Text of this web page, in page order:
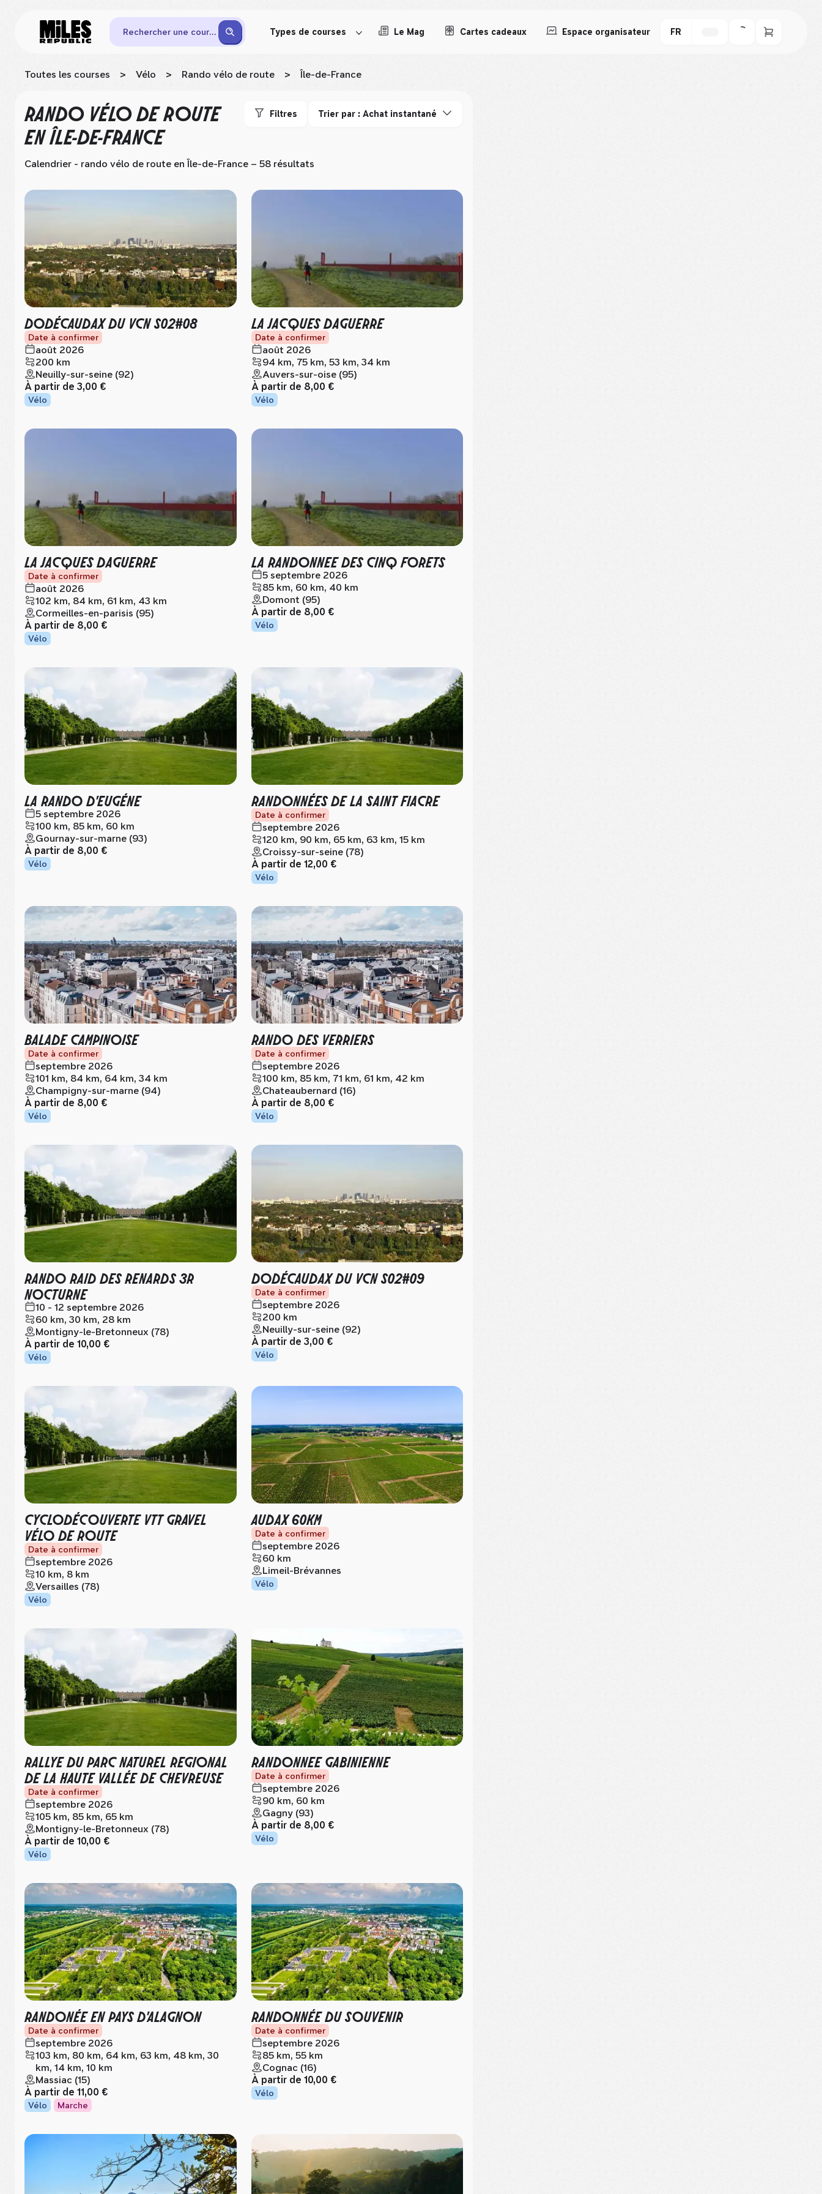
Rechercher une course Types de courses Le Mag Cartes cadeaux Espace organisateur FR
Toutes les courses > Vélo > Rando vélo de route > Île-de-France
RANDO VÉLO DE ROUTE
EN ÎLE-DE-FRANCE
Filtres Trier par : Achat instantané
Calendrier - rando vélo de route en Île-de-France – 58 résultats
DODÉCAUDAX DU VCN S02#08
Date à confirmer
août 2026
200 km
Neuilly-sur-seine (92)
À partir de 3,00 €
Vélo
LA JACQUES DAGUERRE
Date à confirmer
août 2026
94 km, 75 km, 53 km, 34 km
Auvers-sur-oise (95)
À partir de 8,00 €
Vélo
LA JACQUES DAGUERRE
Date à confirmer
août 2026
102 km, 84 km, 61 km, 43 km
Cormeilles-en-parisis (95)
À partir de 8,00 €
Vélo
LA RANDONNEE DES CINQ FORETS
5 septembre 2026
85 km, 60 km, 40 km
Domont (95)
À partir de 8,00 €
Vélo
LA RANDO D'EUGÉNE
5 septembre 2026
100 km, 85 km, 60 km
Gournay-sur-marne (93)
À partir de 8,00 €
Vélo
RANDONNÉES DE LA SAINT FIACRE
Date à confirmer
septembre 2026
120 km, 90 km, 65 km, 63 km, 15 km
Croissy-sur-seine (78)
À partir de 12,00 €
Vélo
BALADE CAMPINOISE
Date à confirmer
septembre 2026
101 km, 84 km, 64 km, 34 km
Champigny-sur-marne (94)
À partir de 8,00 €
Vélo
RANDO DES VERRIERS
Date à confirmer
septembre 2026
100 km, 85 km, 71 km, 61 km, 42 km
Chateaubernard (16)
À partir de 8,00 €
Vélo
RANDO RAID DES RENARDS 3R
NOCTURNE
10 - 12 septembre 2026
60 km, 30 km, 28 km
Montigny-le-Bretonneux (78)
À partir de 10,00 €
Vélo
DODÉCAUDAX DU VCN S02#09
Date à confirmer
septembre 2026
200 km
Neuilly-sur-seine (92)
À partir de 3,00 €
Vélo
CYCLODÉCOUVERTE VTT GRAVEL
VÉLO DE ROUTE
Date à confirmer
septembre 2026
10 km, 8 km
Versailles (78)
Vélo
AUDAX 60KM
Date à confirmer
septembre 2026
60 km
Limeil-Brévannes
Vélo
RALLYE DU PARC NATUREL REGIONAL
DE LA HAUTE VALLÉE DE CHEVREUSE
Date à confirmer
septembre 2026
105 km, 85 km, 65 km
Montigny-le-Bretonneux (78)
À partir de 10,00 €
Vélo
RANDONNEE GABINIENNE
Date à confirmer
septembre 2026
90 km, 60 km
Gagny (93)
À partir de 8,00 €
Vélo
RANDONÉE EN PAYS D'ALAGNON
Date à confirmer
septembre 2026
103 km, 80 km, 64 km, 63 km, 48 km, 30
km, 14 km, 10 km
Massiac (15)
À partir de 11,00 €
Vélo Marche
RANDONNÉE DU SOUVENIR
Date à confirmer
septembre 2026
85 km, 55 km
Cognac (16)
À partir de 10,00 €
Vélo